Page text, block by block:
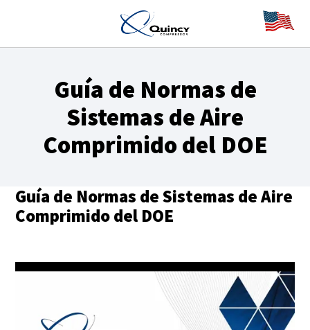
Guía de Normas de
Sistemas de Aire
Comprimido del DOE
Guía de Normas de Sistemas de Aire
Comprimido del DOE